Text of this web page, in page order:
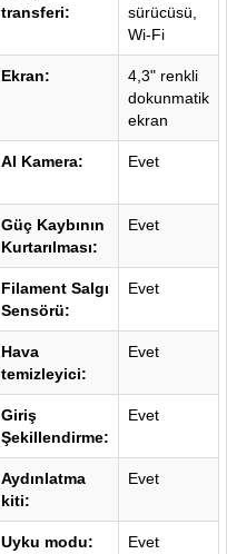
transferi:
sürücüsü,
Wi-Fi
Ekran:
4,3" renkli
dokunmatik
ekran
AI Kamera: Evet
Güç Kaybının
Kurtarılması:
Evet
Filament Salgı
Sensörü:
Evet
Hava
temizleyici:
Evet
Giriş
Şekillendirme:
Evet
Aydınlatma
kiti:
Evet
Uyku modu: Evet